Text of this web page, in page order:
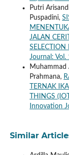
Putri
Puspadini,
JALAN
SELECTION
Journal: Vol.
Muhammad
Prahmana,
TERNAK
THINGS
Innovation
Similar